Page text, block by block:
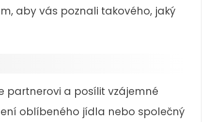
aby vás poznali takového, jaký
partnerovi a posílit vzájemné
oblíbeného jídla nebo společný